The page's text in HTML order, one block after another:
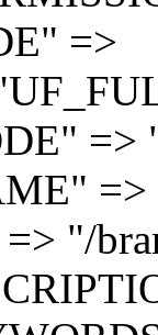
=>
=>
=>
"/